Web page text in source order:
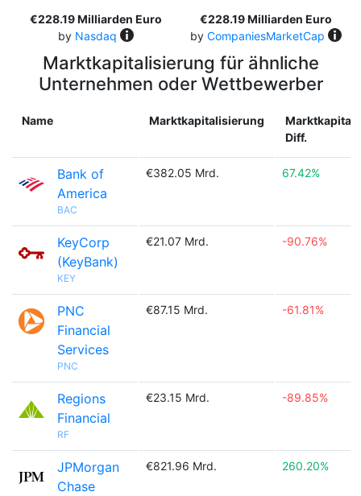
€228.19 Milliarden Euro
by Nasdaq
€228.19 Milliarden Euro
by CompaniesMarketCap
Marktkapitalisierung für ähnliche
Unternehmen oder Wettbewerber
Name Marktkapitalisierung
Diff.
Bank of
America
BAC
€382.05 Mrd. 67.42%
KeyCorp
(KeyBank)
KEY
€21.07 Mrd. -90.76%
PNC
Financial
Services
PNC
€87.15 Mrd. -61.81%
Regions
Financial
RF
€23.15 Mrd. -89.85%
JPMorgan
Chase
€821.96 Mrd. 260.20%